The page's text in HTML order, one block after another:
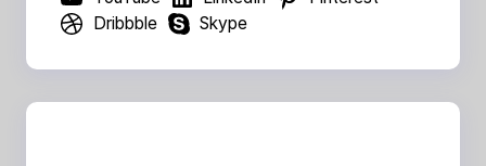
Dribbble
Skype